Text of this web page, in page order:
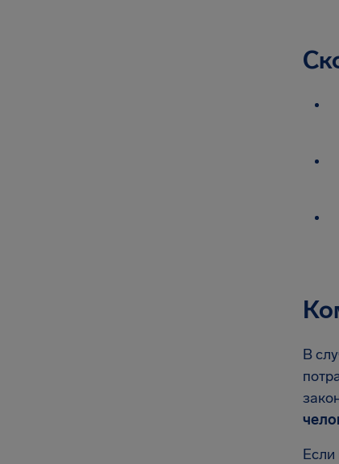
В
Если